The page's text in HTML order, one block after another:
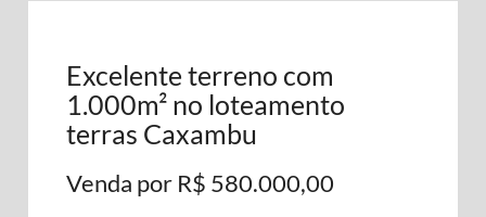
Excelente terreno com
1.000m² no loteamento
terras Caxambu
Venda por R$ 580.000,00